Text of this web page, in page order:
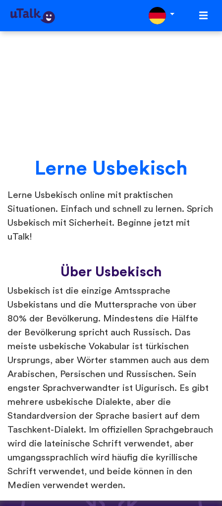
Lerne Usbekisch
Lerne Usbekisch online mit praktischen
Situationen. Einfach und schnell zu lernen. Sprich
Usbekisch mit Sicherheit. Beginne jetzt mit
uTalk!
Über Usbekisch
Usbekisch ist die einzige Amtssprache
Usbekistans und die Muttersprache von über
80% der Bevölkerung. Mindestens die Hälfte
der Bevölkerung spricht auch Russisch. Das
meiste usbekische Vokabular ist türkischen
Ursprungs, aber Wörter stammen auch aus dem
Arabischen, Persischen und Russischen. Sein
engster Sprachverwandter ist Uigurisch. Es gibt
mehrere usbekische Dialekte, aber die
Standardversion der Sprache basiert auf dem
Taschkent-Dialekt. Im offiziellen Sprachgebrauch
wird die lateinische Schrift verwendet, aber
umgangssprachlich wird häufig die kyrillische
Schrift verwendet, und beide können in den
Medien verwendet werden.